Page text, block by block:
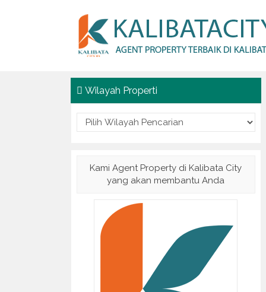
Wilayah Properti
Kami Agent Property di Kalibata City
yang akan membantu Anda